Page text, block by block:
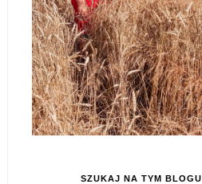
SZUKAJ NA TYM BLOGU